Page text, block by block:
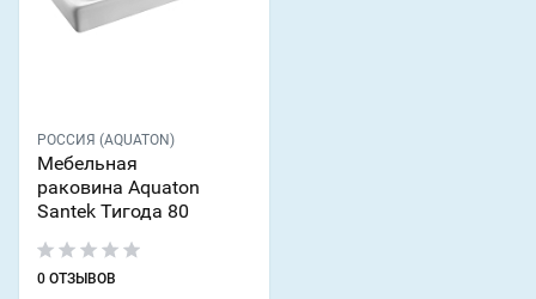
РОССИЯ (AQUATON)
Мебельная
раковина Aquaton
Santek Тигода 80
0 ОТЗЫВОВ